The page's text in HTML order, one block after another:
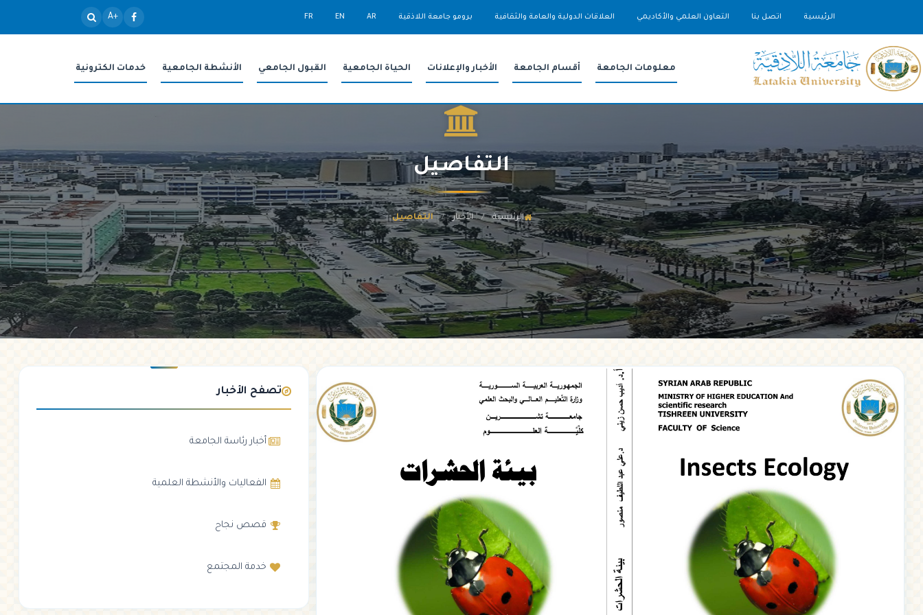
الرئيسية اتصل بنا التعاون العلمي والأكاديمي العلاقات الدولية والعامة والثقافية برومو جامعة اللاذقية AR
EN
FR
+A
معلومات الجامعة أقسام الجامعة الأخبار والإعلانات الحياة الجامعية القبول الجامعي الأنشطة الجامعية خدمات الكترونية
التفاصيل
الرئيسية / الأخبار / التفاصيل
تصفح الأخبار
أخبار رئاسة الجامعة
الفعاليات والأنشطة العلمية
قصص نجاح
خدمة المجتمع